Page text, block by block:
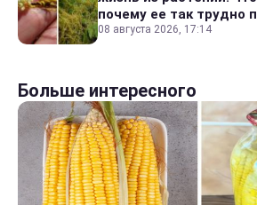
почему ее так трудно
08 августа 2026, 17:14
Больше интересного